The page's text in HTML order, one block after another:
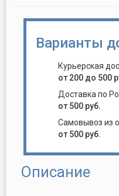
Варианты
Курьерская
от 200 до 500
Доставка по
от 500 руб.
Самовывоз из
от 500 руб.
Описание